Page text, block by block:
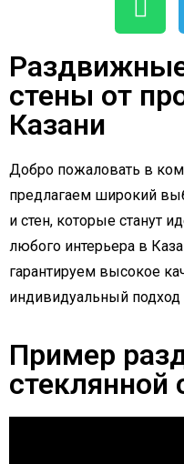
стены от
Казани
Добро пожаловать в
предлагаем широкий
и стен, которые станут
любого интерьера в
гарантируем высокое
индивидуальный
Пример
стеклянной